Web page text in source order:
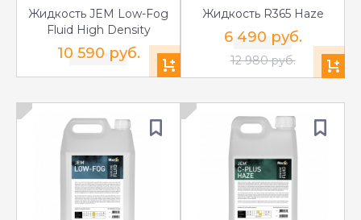
Жидкость JEM Low-Fog
Fluid High Density
10 590 руб.
Жидкость R365 Haze
6 490 руб.
12 980 руб.